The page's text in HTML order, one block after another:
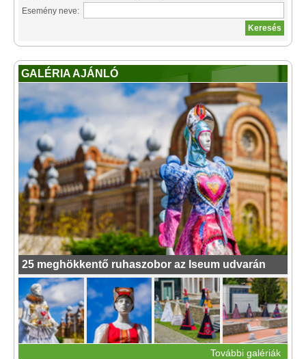
Esemény neve:
GALÉRIA AJÁNLÓ
25 meghökkentő ruhaszobor az Iseum udvarán
További galériák